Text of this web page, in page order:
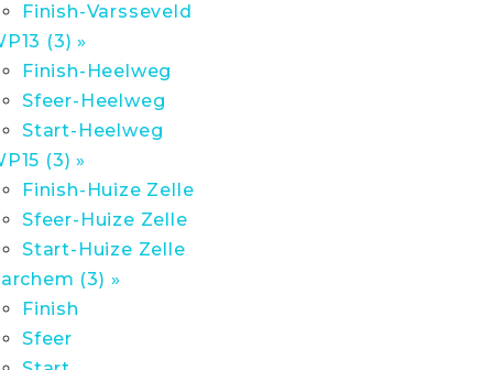
Finish-Varsseveld
(3) »
Finish-Heelweg
Sfeer-Heelweg
Start-Heelweg
(3) »
Finish-Huize Zelle
Sfeer-Huize Zelle
Start-Huize Zelle
(3) »
Finish
Sfeer